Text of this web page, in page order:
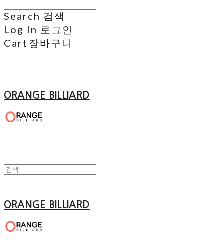
Search 검색
Log In 로그인
Cart 장바구니
ORANGE BILLIARD
ORANGE BILLIARD